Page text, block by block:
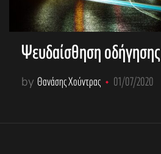
Ψευδαίσθηση οδήγησης
by Θανάσης Χούντρας 01/07/2020